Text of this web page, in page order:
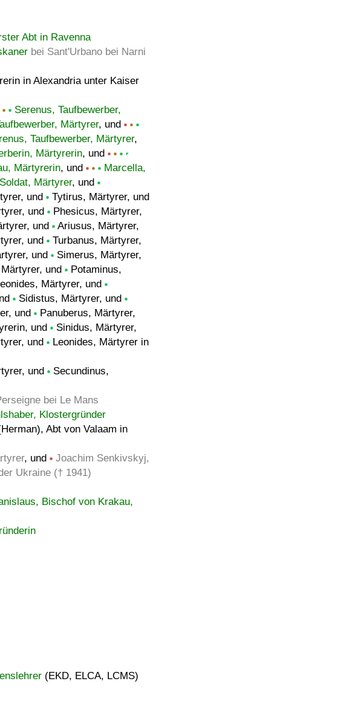
Abt in Ravenna
bei Sant'Urbano bei Narni
in Alexandria unter Kaiser
Serenus, Taufbewerber,
Märtyrer, und
Taufbewerber, Märtyrer,
Märtyrerin, und
Märtyrerin, und
Marcella,
Märtyrer, und
und
Tytirus, Märtyrer, und
und
Phesicus, Märtyrer,
und
Ariusus, Märtyrer,
und
Turbanus, Märtyrer,
und
Simerus, Märtyrer,
und
Potaminus,
Märtyrer, und
Sidistus, Märtyrer, und
und
Panuberus, Märtyrer,
und
Sinidus, Märtyrer,
und
Leonides, Märtyrer in
und
Secundinus,
bei Le Mans
Klostergründer
Abt von Valaam in
, und
Joachim Senkivskyj,
Ukraine († 1941)
Bischof von Krakau,
(EKD, ELCA, LCMS)